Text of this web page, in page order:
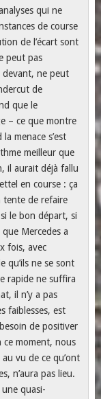
qui ne
de course
de l’écart sont
peut pas
devant, ne peut
de
que le
– ce que montre
menace s’est
meilleur que
il aurait déjà fallu
en course : ça
tente de refaire
le bon départ, si
Mercedes a
fois, avec
qu’ils ne se sont
rapide ne suffira
il n’y a pas
faiblesses, est
de positiver
ce moment, nous
vu de ce qu’ont
n’aura pas lieu.
une quasi-